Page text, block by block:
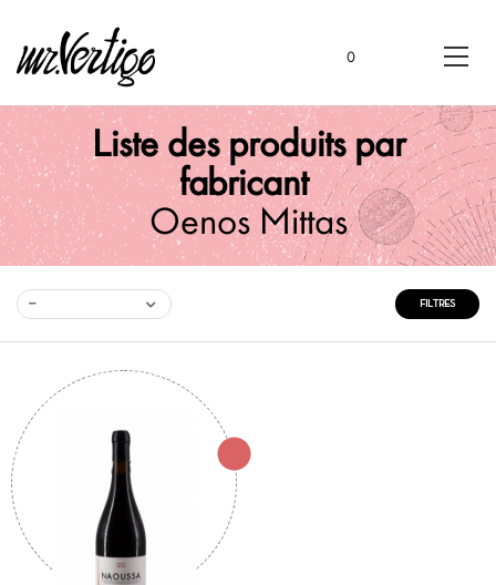
0
Liste des produits par
fabricant
Oenos Mittas
-- FILTRES